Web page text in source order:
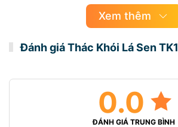
Xem thêm
Đánh giá Thác Khói Lá Sen TK1
0.0
ĐÁNH GIÁ TRUNG BÌNH